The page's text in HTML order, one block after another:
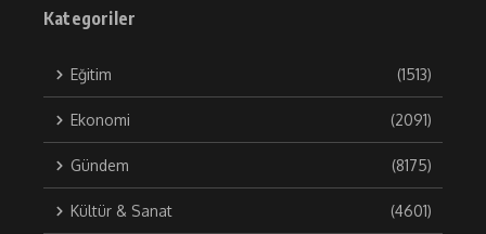
Kategoriler
Eğitim (1513)
Ekonomi (2091)
Gündem (8175)
Kültür & Sanat (4601)